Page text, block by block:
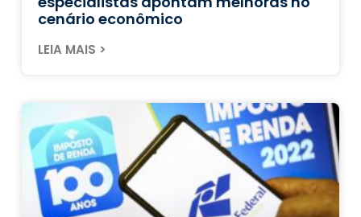
cenário econômico
LEIA MAIS >